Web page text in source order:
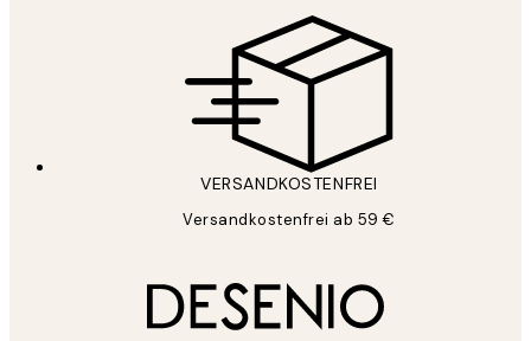
VERSANDKOSTENFREI
Versandkostenfrei ab 59 €